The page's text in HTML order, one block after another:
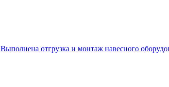
Выполнена отгрузка и монтаж навесного